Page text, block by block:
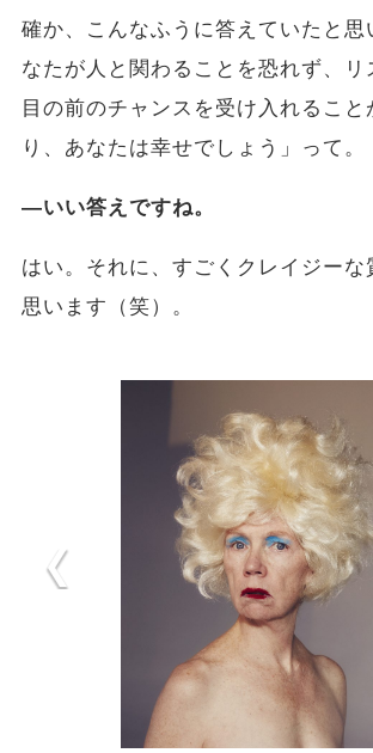
確か、こんなふうに答えていたと思
なたが人と関わることを恐れず、リ
目の前のチャンスを受け入れること
り、あなたは幸せでしょう」って。
―いい答えですね。
はい。それに、すごくクレイジーな
思います（笑）。